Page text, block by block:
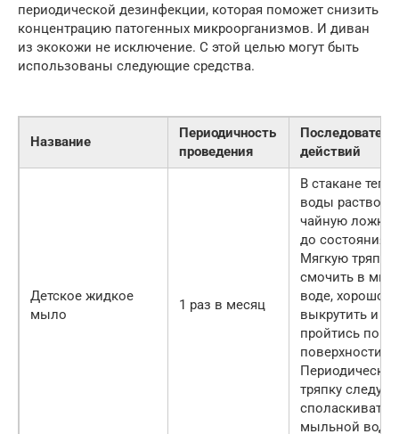
периодической дезинфекции, которая поможет снизить
концентрацию патогенных микроорганизмов. И диван
из экокожи не исключение. С этой целью могут быть
использованы следующие средства.
Название
Периодичность
проведения
действий
Детское жидкое
мыло
1 раз в месяц
В стакане
воды
чайную ложку
до состояния
Мягкую тряпку
смочить в
воде, хорошо
выкрутить и
пройтись по
поверхности.
Периодически
тряпку следует
споласкивать
мыльной воде